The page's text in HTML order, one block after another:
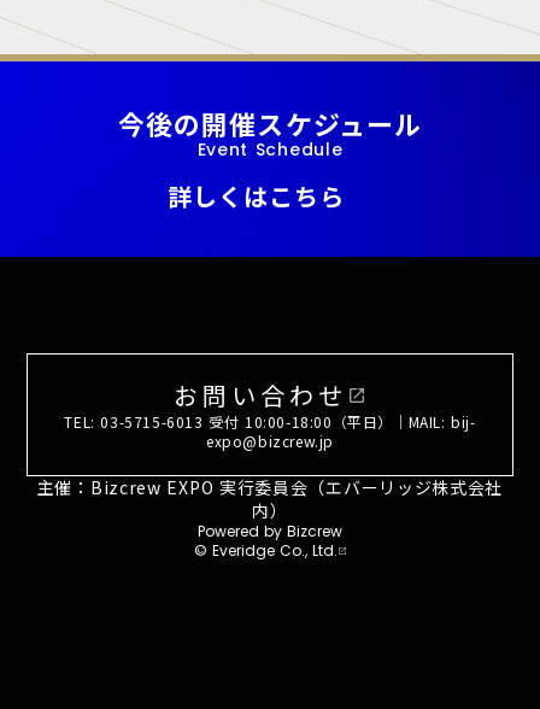
今後の開催スケジュール
Event Schedule
詳しくはこちら
お問い合わせ open_in_new
TEL: 03-5715-6013 受付 10:00-18:00（平日）｜MAIL: bij-
expo@bizcrew.jp
主催：Bizcrew EXPO 実行委員会（エバーリッジ株式会社
内）
Powered by Bizcrew
© Everidge Co., Ltd. open_in_new